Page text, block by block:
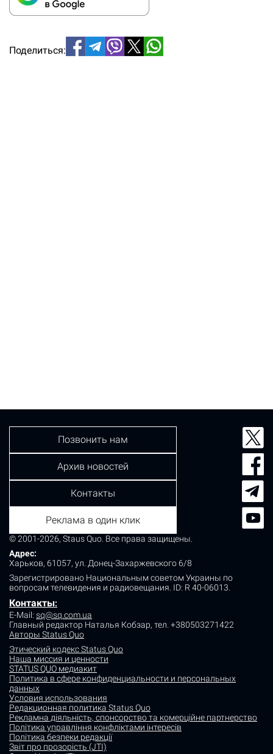
Поделиться:
© 2001-2026, Staus Quo. Все права защищены.
Адрес:
Харьков, 61057, ул. Донец-Захаржевского 6/8
Зарегистрировано Национальным советом Украины по
вопросам телевидения и радиовещания. ID: R 40-06013.
Контакты:
E-Mail: sq@sq.com.ua
Главный редактор Наталья Кобзар, тел. +380503271422
Авторы Status Quo
Этический кодекс Status Quo
Наша миссия и ценности
STATUS QUO медиакит
Политика в сфере конфиденциальности и персональных
данных
Условия использования
Редакционная политика Status Quo
Рекламна діяльність, спонсорство та комерційне партнерство
Політика управління конфліктами інтересів
Політика безпеки редакції
Звіт про прозорість (JTI)
Позвонить нам
Архив новостей
Контакты
Реклама в один клик